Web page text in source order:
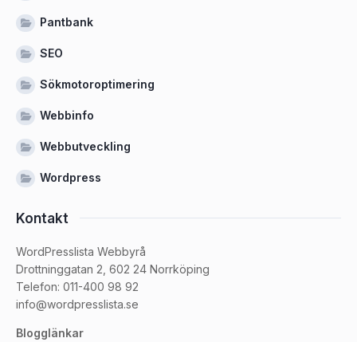
Pantbank
SEO
Sökmotoroptimering
Webbinfo
Webbutveckling
Wordpress
Kontakt
WordPresslista Webbyrå
Drottninggatan 2, 602 24 Norrköping
Telefon: 011-400 98 92
info@wordpresslista.se
Blogglänkar